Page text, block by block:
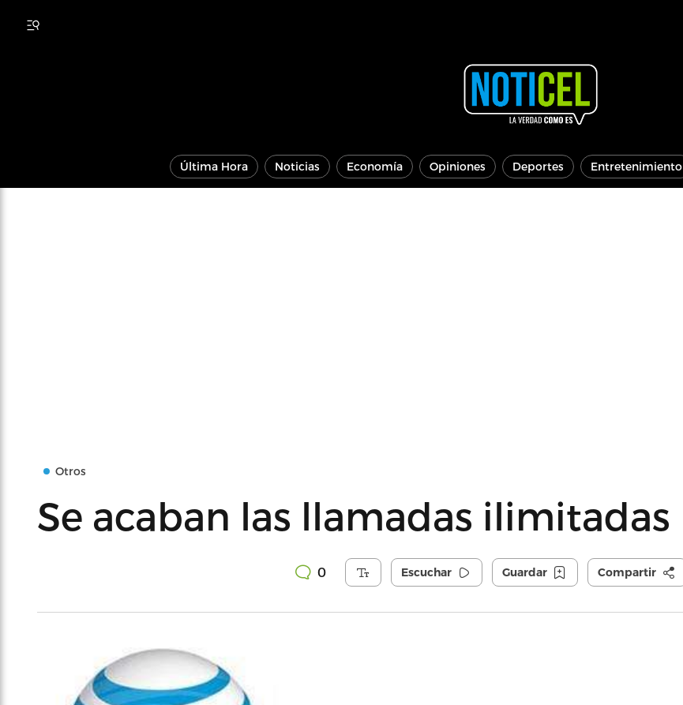
Última Hora Noticias Economía Opiniones Deportes Entretenimiento
Otros
Se acaban las llamadas ilimitadas
0 Escuchar Guardar Compartir